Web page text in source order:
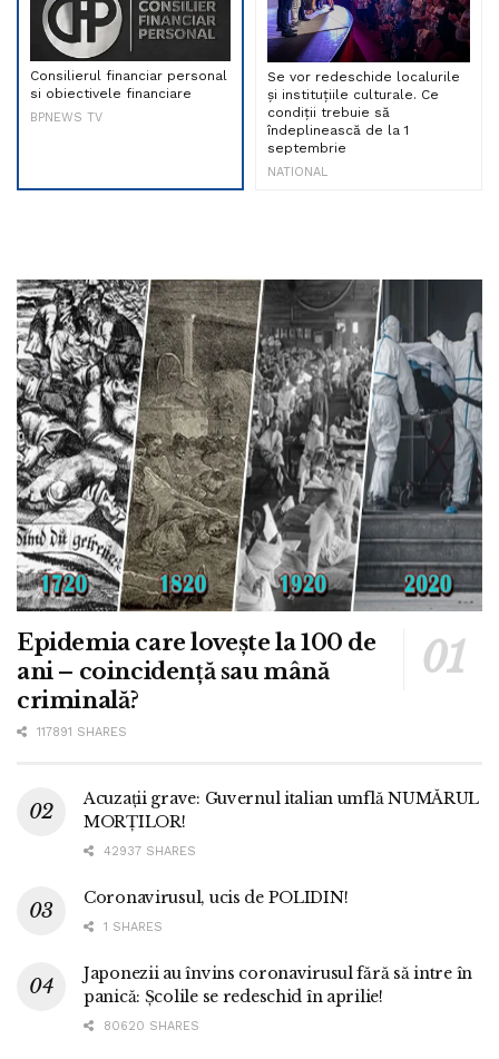
Consilierul financiar personal
si obiectivele financiare
BPNEWS TV
Se vor redeschide localurile
și instituțiile culturale. Ce
condiții trebuie să
îndeplinească de la 1
septembrie
NATIONAL
Epidemia care lovește la 100 de
ani – coincidență sau mână
criminală?
117891 SHARES
Acuzații grave: Guvernul italian umflă NUMĂRUL
MORȚILOR!
42937 SHARES
Coronavirusul, ucis de POLIDIN!
1 SHARES
Japonezii au învins coronavirusul fără să intre în
panică: Școlile se redeschid în aprilie!
80620 SHARES